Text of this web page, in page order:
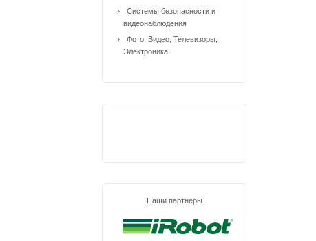
Системы безопасности и
видеонаблюдения
Фото, Видео, Телевизоры,
Электроника
Наши партнеры